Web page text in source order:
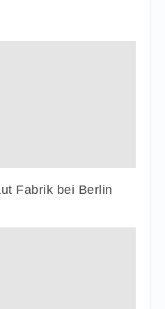
Fabrik bei Berlin